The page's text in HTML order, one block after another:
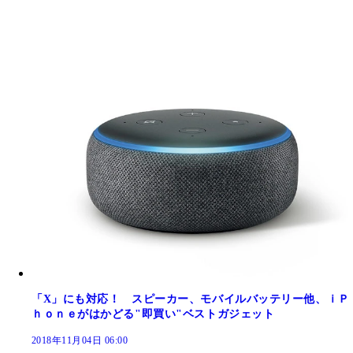
「X」にも対応！ スピーカー、モバイルバッテリー他、ｉＰ
ｈｏｎｅがはかどる"即買い"ベストガジェット
2018年11月04日 06:00